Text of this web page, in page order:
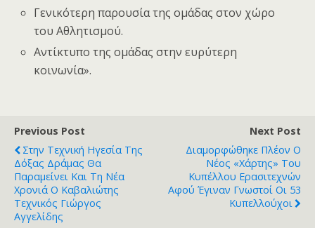
Γενικότερη παρουσία της ομάδας στον χώρο
του Αθλητισμού.
Αντίκτυπο της ομάδας στην ευρύτερη
κοινωνία».
Previous Post
Στην Τεχνική Ηγεσία Της
Δόξας Δράμας Θα
Παραμείνει Και Τη Νέα
Χρονιά Ο Καβαλιώτης
Τεχνικός Γιώργος
Αγγελίδης
Next Post
Διαμορφώθηκε Πλέον Ο
Νέος «χάρτης» Του
Κυπέλλου Ερασιτεχνών
Αφού Έγιναν Γνωστοί Οι 53
Κυπελλούχοι